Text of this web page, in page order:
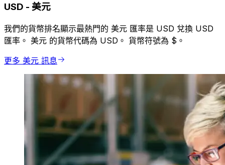
USD - 美元
我們的貨幣排名顯示最熱門的 美元 匯率是 USD 兌換 USD
匯率。 美元 的貨幣代碼為 USD。 貨幣符號為 $。
更多 美元 訊息